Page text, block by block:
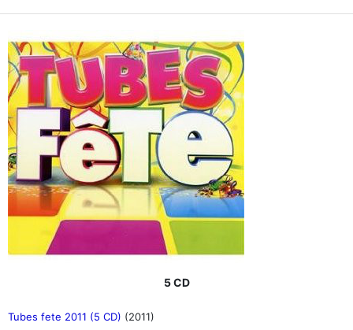
5 CD
Tubes fete 2011 (5 CD) (2011)